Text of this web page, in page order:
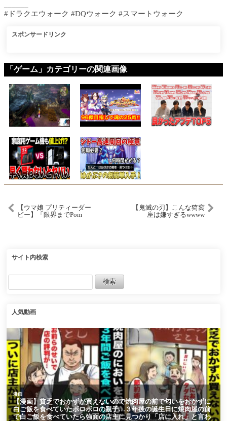
#ドラクエウォーク #DQウォーク #スマートウォーク
スポンサードリンク
「ゲーム」カテゴリーの関連画像
【ウマ娘 プリティーダー
ビー】「限界までPom
【鬼滅の刃】こんな猗窩
座は嫌すぎるwwww
サイト内検索
人気動画